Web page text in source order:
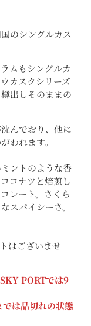
のシングルカス
ムもシングルカ
カスクシリーズ
出しそのままの
んでおり、他に
われます。
ントのような香
コナツと焙煎し
レート。さくら
スパイシーさ。
はございませ
PORTでは9
は品切れの状態